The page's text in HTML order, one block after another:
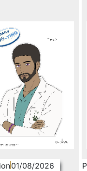
01/08/2026